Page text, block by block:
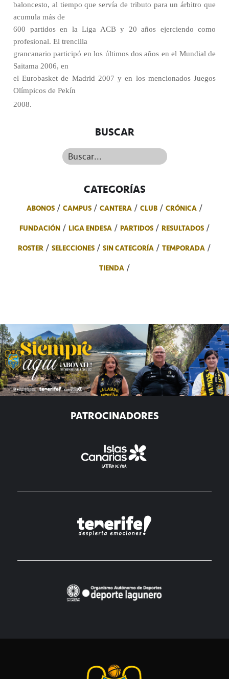
baloncesto, al tiempo que servía de tributo para un árbitro que
acumula más de
600 partidos en la Liga ACB y 20 años ejerciendo como
profesional. El trencilla
grancanario participó en los últimos dos años en el Mundial de
Saitama 2006, en
el Eurobasket de Madrid 2007 y en los mencionados Juegos
Olímpicos de Pekín
2008.
BUSCAR
Buscar...
CATEGORÍAS
ABONOS CAMPUS CANTERA CLUB
CRÓNICA
FUNDACIÓN
LIGA ENDESA PARTIDOS
RESULTADOS
ROSTER
SELECCIONES SIN CATEGORÍA
TEMPORADA
TIENDA
PATROCINADORES